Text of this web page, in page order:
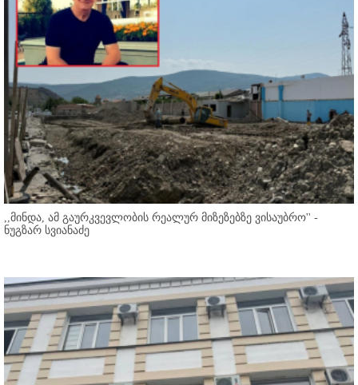
,,მინდა, ამ გაურკვევლობის რეალურ მიზეზებზე ვისაუბრო'' -
ნუგზარ სვიანაძე